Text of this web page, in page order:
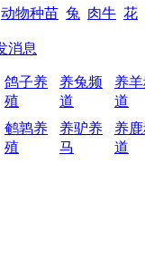
动物种苗 兔 肉牛 花
鸽子养
殖
养兔频
道
养
道
鹌鹑养
殖
养驴养
马
养
道